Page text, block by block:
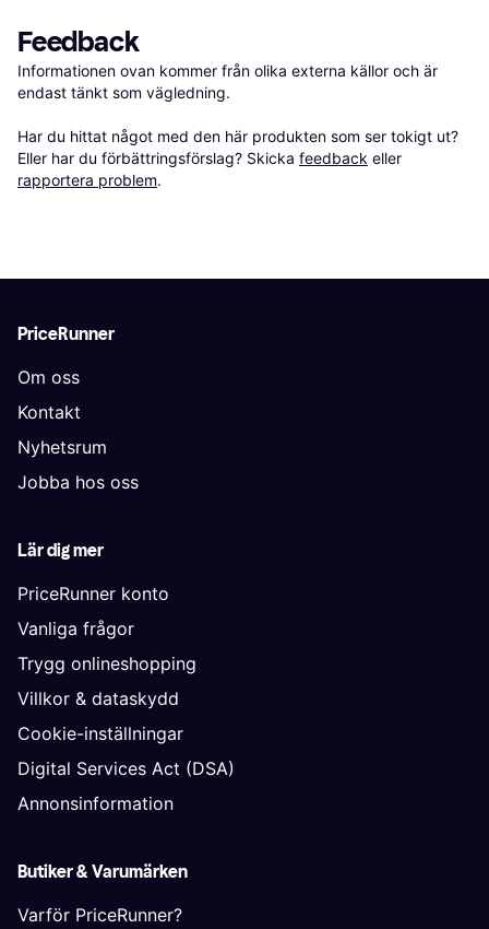
Feedback
Informationen ovan kommer från olika externa källor och är
endast tänkt som vägledning.
Har du hittat något med den här produkten som ser tokigt ut?
Eller har du förbättringsförslag? Skicka feedback eller
rapportera problem.
PriceRunner
Om oss
Kontakt
Nyhetsrum
Jobba hos oss
Lär dig mer
PriceRunner konto
Vanliga frågor
Trygg onlineshopping
Villkor & dataskydd
Cookie-inställningar
Digital Services Act (DSA)
Annonsinformation
Butiker & Varumärken
Varför PriceRunner?